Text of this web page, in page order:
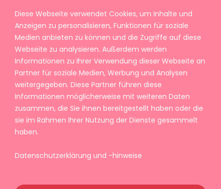
Diese Webseite verwendet Cookies, um Inhalte und
Anzeigen zu personalisieren, Funktionen für soziale
Medien anbieten zu können und die Zugriffe auf diese
Webseite zu analysieren. Außerdem werden
Informationen zu Ihrer Verwendung dieser Webseite an
Partner für soziale Medien, Werbung und Analysen
weitergegeben. Diese Partner führen diese
Informationen möglicherweise mit weiteren Daten
zusammen, die Sie ihnen bereitgestellt haben oder die
sie im Rahmen Ihrer Nutzung der Dienste gesammelt
haben.
Datenschutzerklärung und -hinweise